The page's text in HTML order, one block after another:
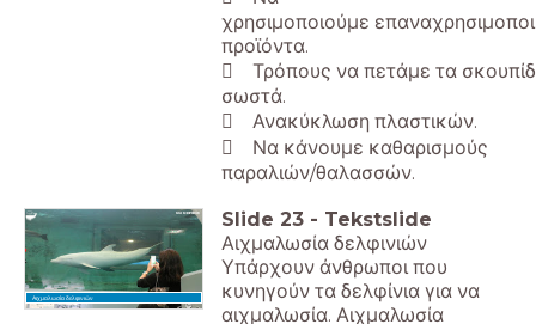
χρησιμοποιούμε
προϊόντα.
 Τρόπους να πετάμε τα
σωστά.
 Ανακύκλωση πλαστικών.
 Να κάνουμε καθαρισμούς
παραλιών/θαλασσών.
Αιχμαλωσία δελφινιών
Slide 23 - Tekstslide
Αιχμαλωσία δελφινιών
Υπάρχουν άνθρωποι που
κυνηγούν τα δελφίνια για να
αιχμαλωσία. Αιχμαλωσία